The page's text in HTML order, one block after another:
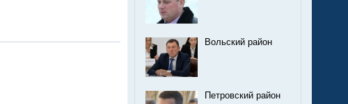
Вольский район
Петровский район